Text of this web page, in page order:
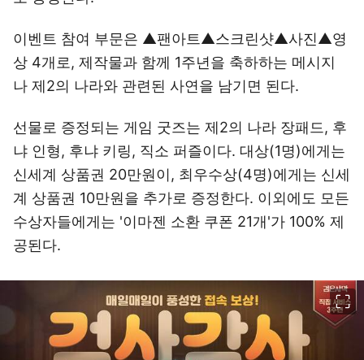
이벤트 참여 부문은 ▲팬아트▲스크린샷▲사진▲영
상 4개로, 제작물과 함께 1주년을 축하하는 메시지
나 제2의 나라와 관련된 사연을 남기면 된다.
선물로 증정되는 게임 굿즈는 제2의 나라 장패드, 후
냐 인형, 후냐 키링, 직소 퍼즐이다. 대상(1명)에게는
신세계 상품권 20만원이, 최우수상(4명)에게는 신세
계 상품권 10만원을 추가로 증정한다. 이외에도 모든
수상자들에게는 '이마젠 소환 쿠폰 21개'가 100% 제
공된다.